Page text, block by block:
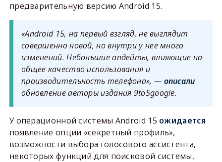
предварительную версию Android 15.
«Android 15, на первый взгляд, не выглядит
совершенно новой, но внутри у нее много
изменений. Небольшие апдейты, влияющие на
общее качество использования и
производительность телефона», — описали
обновление авторы издания 9to5google.
У операционной системы Android 15 ожидается
появление опции «секретный профиль»,
возможности выбора голосового ассистента,
некоторых функций для поисковой системы,